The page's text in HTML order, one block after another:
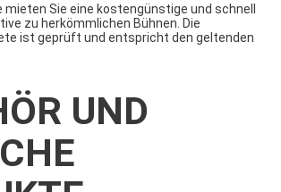
mieten Sie eine kostengünstige und schnell
zu herkömmlichen Bühnen. Die
ist geprüft und entspricht den geltenden
UND